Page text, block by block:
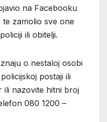
na Facebooku
zamolio sve one
ili obitelji.
o nestaloj osobi
postaji ili
ili nazovite hitni broj
080 1200 –